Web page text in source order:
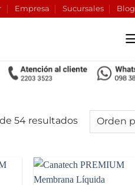
Empresa Sucursales Blog
54 resultados